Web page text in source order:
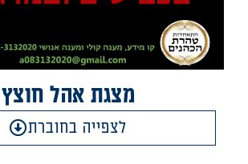
מצגת אהל חוצץ
לצפייה בחוברת